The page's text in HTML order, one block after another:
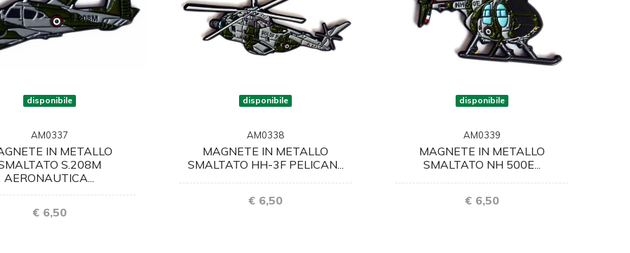
disponibile
AM0337
IN METALLO
S.208M
AERONAUTICA...
€ 6,50
disponibile
AM0338
MAGNETE IN METALLO
SMALTATO HH-3F PELICAN...
€ 6,50
disponibile
AM0339
MAGNETE IN METALLO
SMALTATO NH 500E...
€ 6,50